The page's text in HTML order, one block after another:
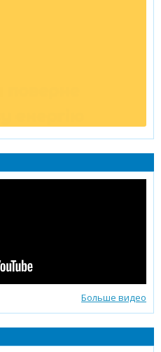
Больше видео